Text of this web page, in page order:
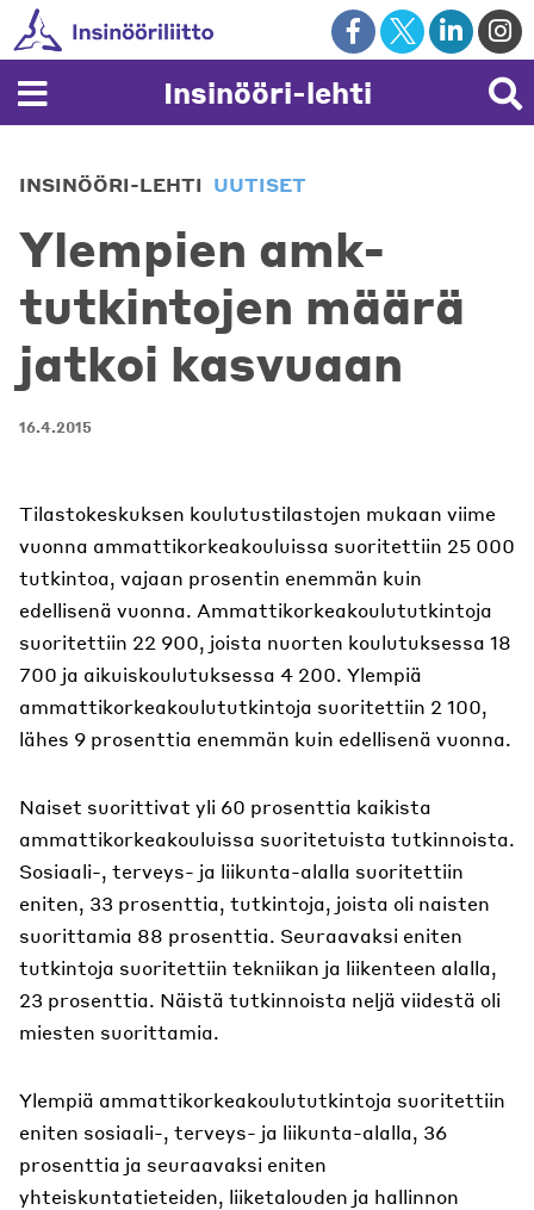
Skip
to
content
Insinööri-lehti
INSINÖÖRI-LEHTI UUTISET
Ylempien amk-
tutkintojen määrä
jatkoi kasvuaan
16.4.2015
Tilastokeskuksen koulutustilastojen mukaan viime
vuonna ammattikorkeakouluissa suoritettiin 25 000
tutkintoa, vajaan prosentin enemmän kuin
edellisenä vuonna. Ammattikorkeakoulututkintoja
suoritettiin 22 900, joista nuorten koulutuksessa 18
700 ja aikuiskoulutuksessa 4 200. Ylempiä
ammattikorkeakoulututkintoja suoritettiin 2 100,
lähes 9 prosenttia enemmän kuin edellisenä vuonna.
Naiset suorittivat yli 60 prosenttia kaikista
ammattikorkeakouluissa suoritetuista tutkinnoista.
Sosiaali-, terveys- ja liikunta-alalla suoritettiin
eniten, 33 prosenttia, tutkintoja, joista oli naisten
suorittamia 88 prosenttia. Seuraavaksi eniten
tutkintoja suoritettiin tekniikan ja liikenteen alalla,
23 prosenttia. Näistä tutkinnoista neljä viidestä oli
miesten suorittamia.
Ylempiä ammattikorkeakoulututkintoja suoritettiin
eniten sosiaali-, terveys- ja liikunta-alalla, 36
prosenttia ja seuraavaksi eniten
yhteiskuntatieteiden, liiketalouden ja hallinnon